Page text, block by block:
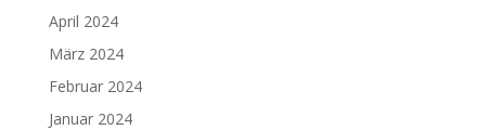
April 2024
März 2024
Februar 2024
Januar 2024